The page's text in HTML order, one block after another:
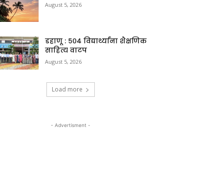
August 5, 2026
डहाणू : ५०४ विद्यार्थ्यांना शैक्षणिक
साहित्य वाटप
August 5, 2026
Load more
- Advertisment -